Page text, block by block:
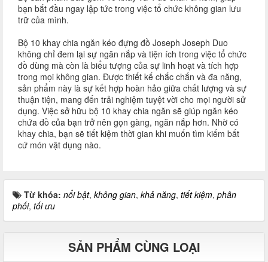
bạn bắt đầu ngay lập tức trong việc tổ chức không gian lưu
trữ của mình.
Bộ 10 khay chia ngăn kéo đựng đồ Joseph Joseph Duo
không chỉ đem lại sự ngăn nắp và tiện ích trong việc tổ chức
đồ dùng mà còn là biểu tượng của sự linh hoạt và tích hợp
trong mọi không gian. Được thiết kế chắc chắn và đa năng,
sản phẩm này là sự kết hợp hoàn hảo giữa chất lượng và sự
thuận tiện, mang đến trải nghiệm tuyệt vời cho mọi người sử
dụng. Việc sở hữu bộ 10 khay chia ngăn sẽ giúp ngăn kéo
chứa đồ của bạn trở nên gọn gàng, ngăn nắp hơn. Nhờ có
khay chia, bạn sẽ tiết kiệm thời gian khi muốn tìm kiếm bất
cứ món vật dụng nào.
Từ khóa: nổi bật, không gian, khả năng, tiết kiệm, phân
phối, tối ưu
SẢN PHẨM CÙNG LOẠI